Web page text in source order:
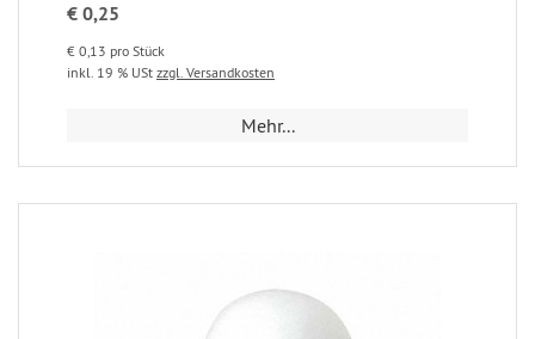
€ 0,25
€ 0,13 pro Stück
inkl. 19 % USt zzgl. Versandkosten
Mehr...